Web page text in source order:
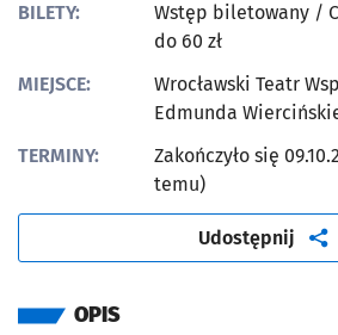
BILETY: Wstęp biletowany /
do 60 zł
MIEJSCE:
Wrocławski Teatr
Edmunda
TERMINY:
Zakończyło się
temu)
Udostępnij
OPIS